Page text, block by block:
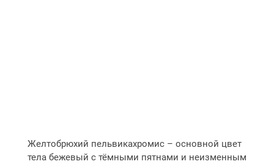
Желтобрюхий пельвикахромис – основной цвет
тела бежевый с тёмными пятнами и неизменным